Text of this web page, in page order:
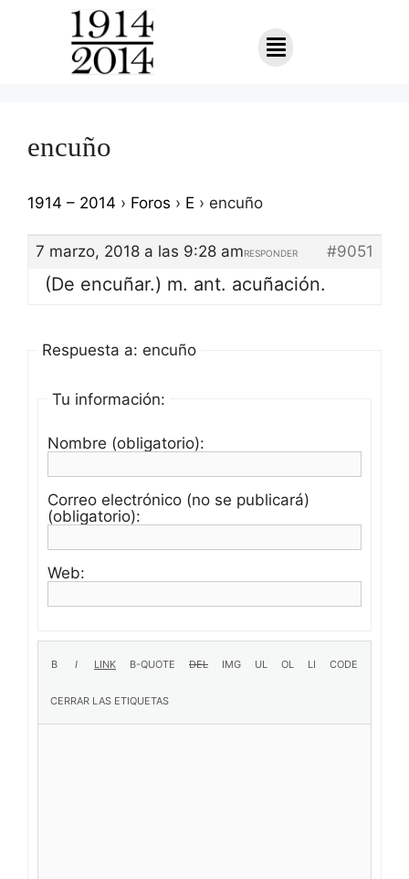
encuño
1914 – 2014 › Foros › E › encuño
7 marzo, 2018 a las 9:28 am #9051
RESPONDER
(De encuñar.) m. ant. acuñación.
Respuesta a: encuño
Tu información:
Nombre (obligatorio):
Correo electrónico (no se publicará)
(obligatorio):
Web: